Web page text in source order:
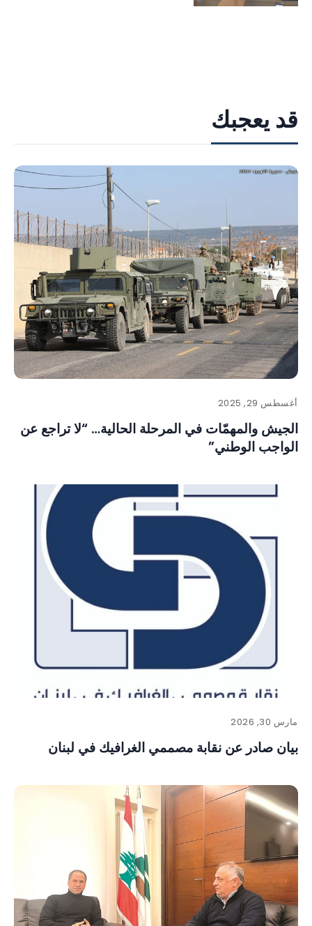
قد يعجبك
أغسطس 29, 2025
الجيش والمهمّات في المرحلة الحالية… “لا تراجع عن
الواجب الوطني”
مارس 30, 2026
بيان صادر عن نقابة مصممي الغرافيك في لبنان